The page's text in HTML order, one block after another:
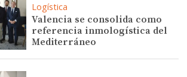
Logística
Valencia se consolida como
referencia inmologística del
Mediterráneo